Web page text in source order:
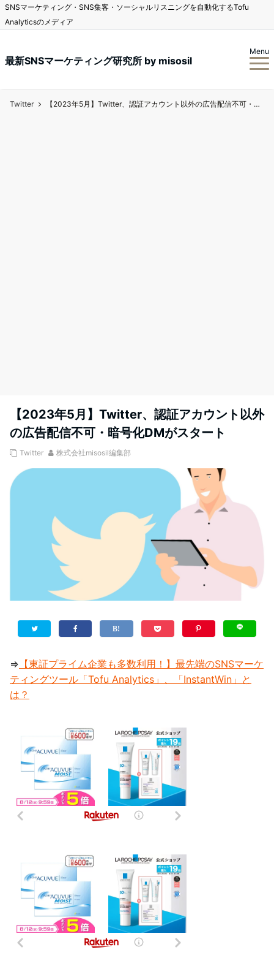
SNSマーケティング・SNS集客・ソーシャルリスニングを自動化するTofu
Analyticsのメディア
最新SNSマーケティング研究所 by misosil
Menu
Twitter 【2023年5月】Twitter、認証アカウント以外の広告配信不可・暗号化DMがスタート
【2023年5月】Twitter、認証アカウント以外
の広告配信不可・暗号化DMがスタート
Twitter 株式会社misosil編集部
⇒ 【東証プライム企業も多数利用！】最先端のSNSマーケ
ティングツール「Tofu Analytics」、「InstantWin」と
は？